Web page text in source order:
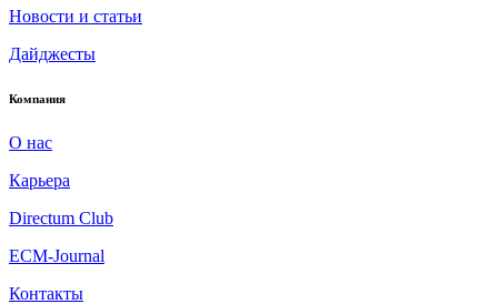
Новости и статьи
Дайджесты
Компания
О нас
Карьера
Directum Club
ECM-Journal
Контакты